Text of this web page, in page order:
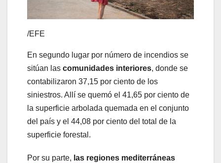
/EFE
En segundo lugar por número de incendios se
sitúan las comunidades interiores, donde se
contabilizaron 37,15 por ciento de los
siniestros. Allí se quemó el 41,65 por ciento de
la superficie arbolada quemada en el conjunto
del país y el 44,08 por ciento del total de la
superficie forestal.
Por su parte, las regiones mediterráneas